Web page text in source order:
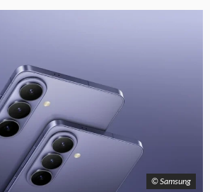
© Samsung